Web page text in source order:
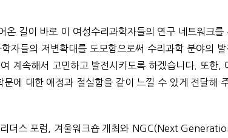
온 길이 바로 이 여성수리과학자들의 연구 네트워크
자들의 저변확대를 도모함으로써 수리과학 분야의
계속해서 고민하고 발전시키도록 하겠습니다. 또한,
에 대한 애정과 절실함을 같이 느낄 수 있게 전달해
더스 포럼, 겨울워크숍 개최와 NGC(Next